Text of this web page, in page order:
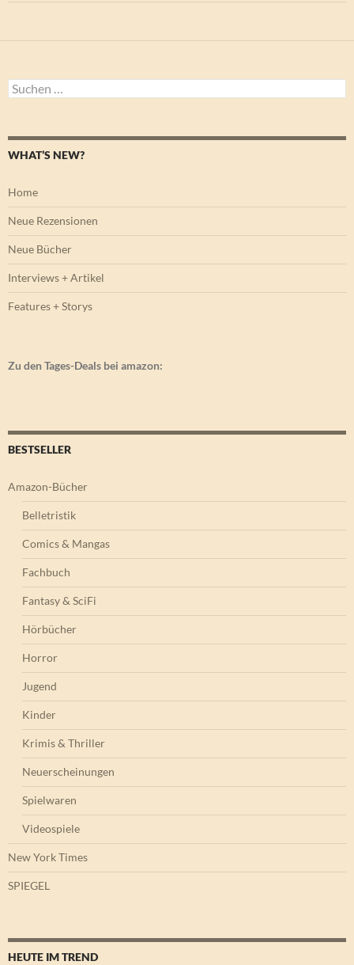
Suchen
nach:
WHAT’S NEW?
Home
Neue Rezensionen
Neue Bücher
Interviews + Artikel
Features + Storys
Zu den Tages-Deals bei amazon:
BESTSELLER
Amazon-Bücher
Belletristik
Comics & Mangas
Fachbuch
Fantasy & SciFi
Hörbücher
Horror
Jugend
Kinder
Krimis & Thriller
Neuerscheinungen
Spielwaren
Videospiele
New York Times
SPIEGEL
HEUTE IM TREND